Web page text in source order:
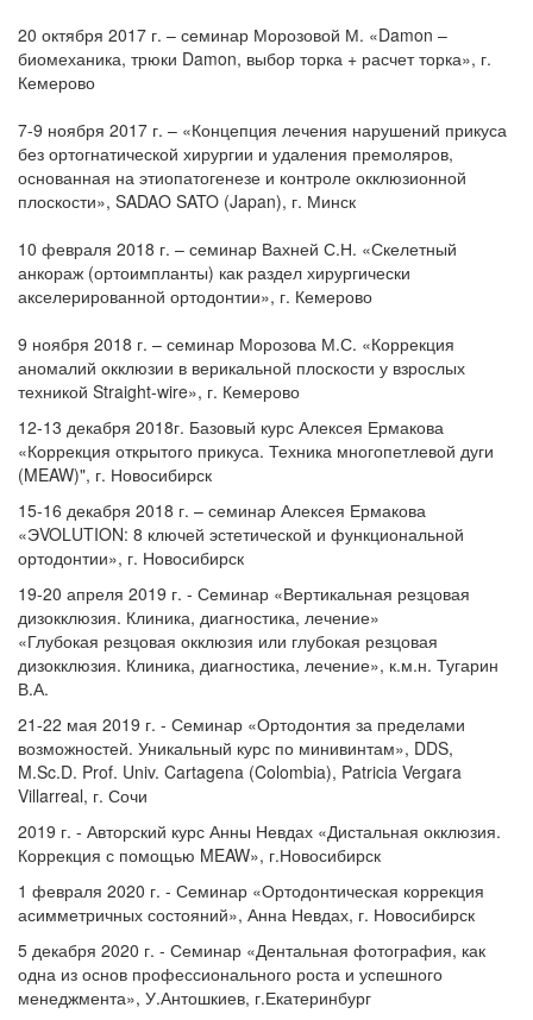
20 октября 2017 г. – семинар Морозовой М. «Damon –
биомеханика, трюки Damon, выбор торка + расчет торка», г.
Кемерово
7-9 ноября 2017 г. – «Концепция лечения нарушений прикуса
без ортогнатической хирургии и удаления премоляров,
основанная на этиопатогенезе и контроле окклюзионной
плоскости», SADAO SATO (Japan), г. Минск
10 февраля 2018 г. – семинар Вахней С.Н. «Скелетный
анкораж (ортоимпланты) как раздел хирургически
акселерированной ортодонтии», г. Кемерово
9 ноября 2018 г. – семинар Морозова М.С. «Коррекция
аномалий окклюзии в верикальной плоскости у взрослых
техникой Straight-wire», г. Кемерово
12-13 декабря 2018г. Базовый курс Алексея Ермакова
«Коррекция открытого прикуса. Техника многопетлевой дуги
(MEAW)", г. Новосибирск
15-16 декабря 2018 г. – семинар Алексея Ермакова
«ЭVOLUTION: 8 ключей эстетической и функциональной
ортодонтии», г. Новосибирск
19-20 апреля 2019 г. - Семинар «Вертикальная резцовая
дизокклюзия. Клиника, диагностика, лечение»
«Глубокая резцовая окклюзия или глубокая резцовая
дизокклюзия. Клиника, диагностика, лечение», к.м.н. Тугарин
В.А.
21-22 мая 2019 г. - Семинар «Ортодонтия за пределами
возможностей. Уникальный курс по минивинтам», DDS,
M.Sc.D. Prof. Univ. Cartagena (Colombia), Patricia Vergara
Villarreal, г. Сочи
2019 г. - Авторский курс Анны Невдах «Дистальная окклюзия.
Коррекция с помощью MEAW», г.Новосибирск
1 февраля 2020 г. - Семинар «Ортодонтическая коррекция
асимметричных состояний», Анна Невдах, г. Новосибирск
5 декабря 2020 г. - Семинар «Дентальная фотография, как
одна из основ профессионального роста и успешного
менеджмента», У.Антошкиев, г.Екатеринбург